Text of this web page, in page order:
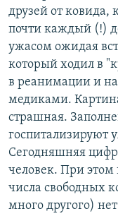
друзей от ковида,
почти каждый (!)
ужасом ожидая
который ходил в
в реанимации и
медиками.
страшная.
госпитализируют
Сегодняшняя
человек. При
числа свободных
много другого)